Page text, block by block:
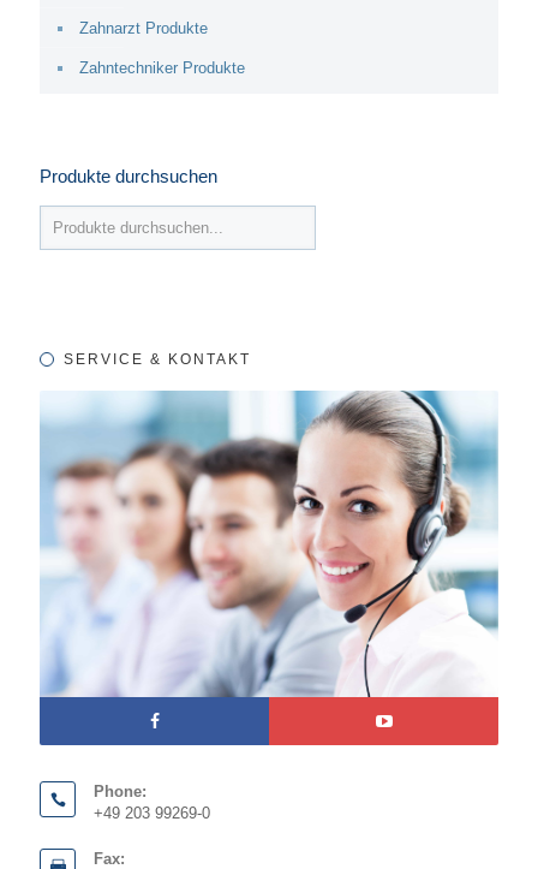
Zahnarzt Produkte
Zahntechniker Produkte
Produkte durchsuchen
SERVICE & KONTAKT
Phone:
+49 203 99269-0
Fax: